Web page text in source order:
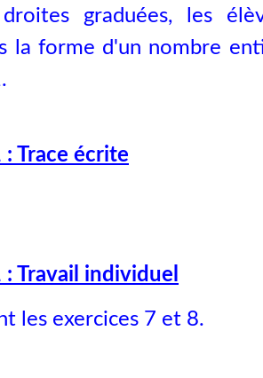
graduées, les
la forme d'un nombre
: Trace écrite
: Travail individuel
les exercices 7 et 8.